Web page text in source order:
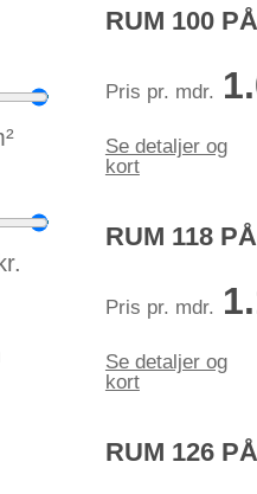
kr.
RUM 100
Pris pr. mdr.
Se detaljer og
kort
RUM 118
Pris pr. mdr.
Se detaljer og
kort
RUM 126